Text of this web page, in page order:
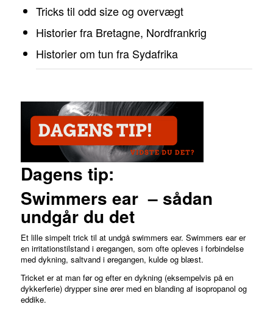
Tricks til odd size og overvægt
Historier fra Bretagne, Nordfrankrig
Historier om tun fra Sydafrika
Dagens tip:
Swimmers ear – sådan
undgår du det
Et lille simpelt trick til at undgå swimmers ear. Swimmers ear er
en irritationstilstand i øregangen, som ofte opleves i forbindelse
med dykning, saltvand i øregangen, kulde og blæst.
Tricket er at man før og efter en dykning (eksempelvis på en
dykkerferie) drypper sine ører med en blanding af isopropanol og
eddike.